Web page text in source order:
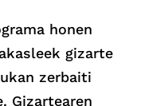
honen
gizarte
zerbaiti
Gizartearen